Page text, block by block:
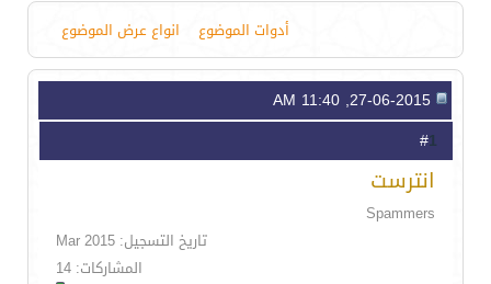
أدوات الموضوع انواع عرض الموضوع
1
انترست
Spammers
تاريخ التسجيل: Mar 2015
المشاركات: 14